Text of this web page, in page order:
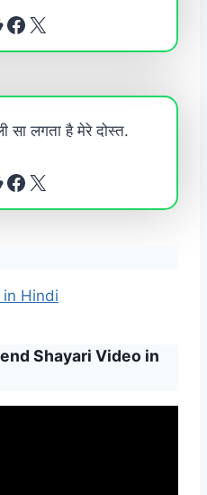
Facebook X
सा लगता है मेरे दोस्त.
Facebook X
in Hindi
Shayari Video in